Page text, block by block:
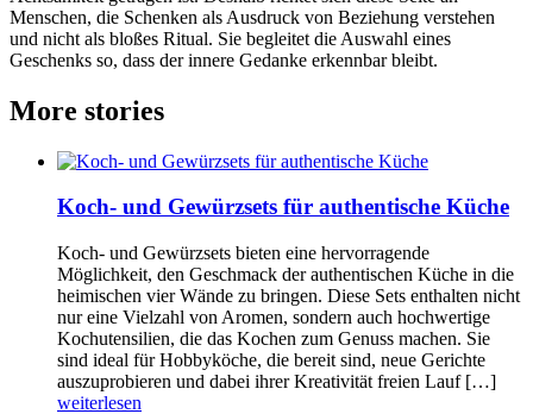
Menschen, die Schenken als Ausdruck von Beziehung verstehen
und nicht als bloßes Ritual. Sie begleitet die Auswahl eines
Geschenks so, dass der innere Gedanke erkennbar bleibt.
More stories
Koch- und Gewürzsets für authentische Küche
Koch- und Gewürzsets bieten eine hervorragende
Möglichkeit, den Geschmack der authentischen Küche in die
heimischen vier Wände zu bringen. Diese Sets enthalten nicht
nur eine Vielzahl von Aromen, sondern auch hochwertige
Kochutensilien, die das Kochen zum Genuss machen. Sie
sind ideal für Hobbyköche, die bereit sind, neue Gerichte
auszuprobieren und dabei ihrer Kreativität freien Lauf […]
weiterlesen